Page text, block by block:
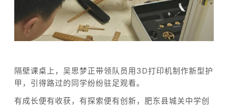
隔壁课桌上，吴思梦正带领队员用3D打印机制作新型护
甲，引得路过的同学纷纷驻足观看。
有成长便有收获，有探索便有创新，肥东县城关中学创